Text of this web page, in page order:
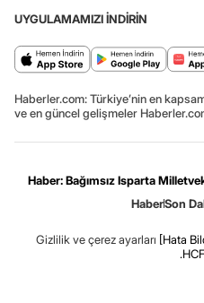
UYGULAMAMIZI İNDİRİN
Haberler.com: Türkiye’nin en
ve en güncel gelişmeler
Haber: Bağımsız Isparta
HaberSon
Gizlilik ve çerez ayarları [Hata